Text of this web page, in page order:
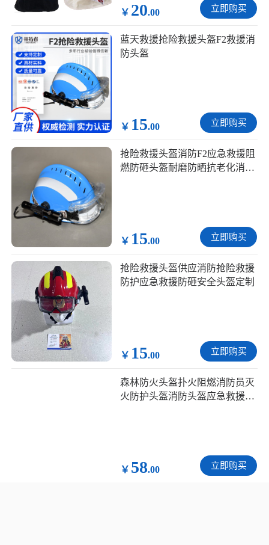
￥ 20.00 立即购买
蓝天救援抢险救援头盔F2救援消
防头盔
￥ 15.00 立即购买
抢险救援头盔消防F2应急救援阻
燃防砸头盔耐磨防晒抗老化消防
￥ 15.00 立即购买
抢险救援头盔供应消防抢险救援
防护应急救援防砸安全头盔定制
￥ 15.00 立即购买
森林防火头盔扑火阻燃消防员灭
火防护头盔消防头盔应急救援定
￥ 58.00 立即购买